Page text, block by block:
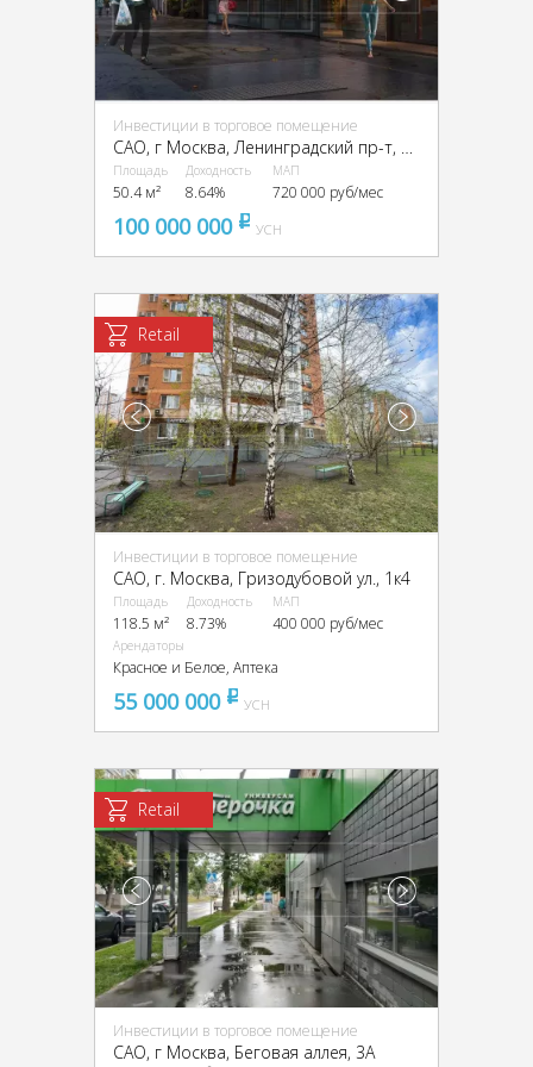
Инвестиции в торговое помещение
CАО, г Москва, Ленинградский пр-т, 33, корп. 3
Площадь
50.4 м²
Доходность
8.64%
МАП
720 000 руб/мес
100 000 000 pуб
УСН
Retail
Инвестиции в торговое помещение
CАО, г. Москва, Гризодубовой ул., 1к4
Площадь
118.5 м²
Доходность
8.73%
МАП
400 000 руб/мес
Арендаторы
Красное и Белое, Аптека
55 000 000 pуб
УСН
Retail
Инвестиции в торговое помещение
CАО, г Москва, Беговая аллея, 3А